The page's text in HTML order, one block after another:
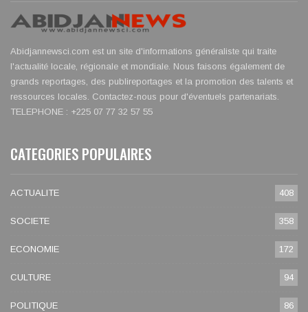
Abidjannewsci.com est un site d'informations généraliste qui traite
l'actualité locale, régionale et mondiale. Nous faisons également de
grands reportages, des publireportages et la promotion des talents et
ressources locales. Contactez-nous pour d'éventuels partenariats.
TELEPHONE : +225 07 77 32 57 55
CATEGORIES POPULAIRES
ACTUALITE 408
SOCIETE 358
ECONOMIE 172
CULTURE 94
POLITIQUE 86